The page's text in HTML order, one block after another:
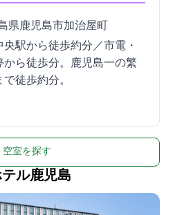
県鹿児島市加治屋町13-6
駅から徒歩約10分／市電・
ら徒歩1分。鹿児島一の繁
徒歩約5分。
空室を探す
ル鹿児島